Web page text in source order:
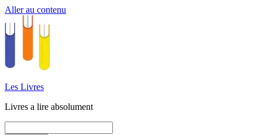
Aller au contenu
Les Livres
Livres a lire absolument